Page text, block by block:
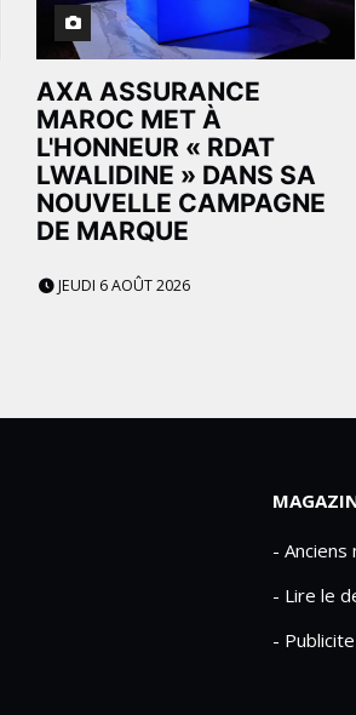
AXA ASSURANCE
MAROC MET À
L'HONNEUR « RDAT
LWALIDINE » DANS SA
NOUVELLE CAMPAGNE
DE MARQUE
JEUDI 6 AOÛT 2026
- Anciens
- Lire le
- Publicite